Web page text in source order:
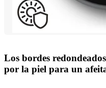
Los bordes
por la piel para un